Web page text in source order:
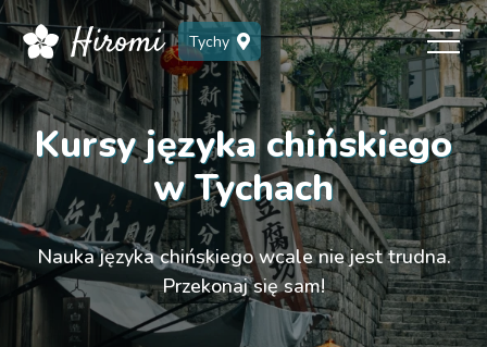
Tychy
Kursy języka chińskiego
w Tychach
Nauka języka chińskiego wcale nie jest trudna.
Przekonaj się sam!